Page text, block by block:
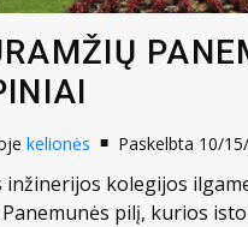
kelionės Paskelbta 10/
inžinerijos kolegijos
pilį, kurios